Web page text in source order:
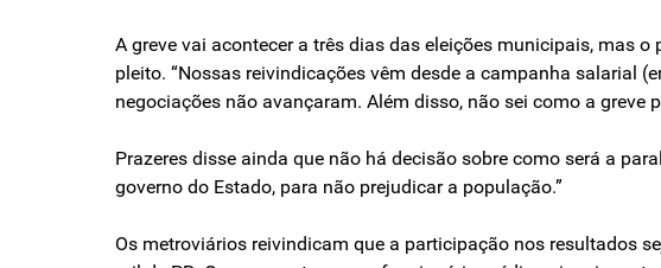
A greve vai acontecer a três dias das eleições municipais, mas
pleito. “Nossas reivindicações vêm desde a campanha salarial
negociações não avançaram. Além disso, não sei como a
Prazeres disse ainda que não há decisão sobre como será a
governo do Estado, para não prejudicar a população.”
Os metroviários reivindicam que a participação nos resultados